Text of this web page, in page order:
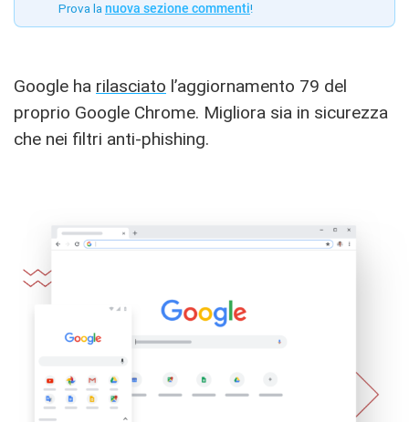
Prova la nuova sezione commenti!
Google ha rilasciato l’aggiornamento 79 del
proprio Google Chrome. Migliora sia in sicurezza
che nei filtri anti-phishing.